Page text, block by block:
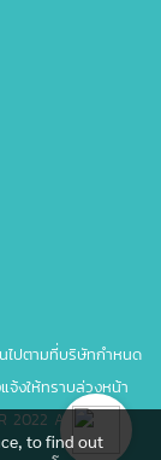
นไปตามที่บริษัทกำหนด
จ้งให้ทราบล่วงหน้า
2022 All Rights
to find out